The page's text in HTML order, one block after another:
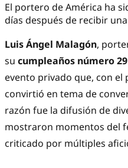
El portero de América ha
días después de recibir
Luis Ángel Malagón,
su cumpleaños número 29
evento privado que, con el
convirtió en tema de
razón fue la difusión de
mostraron momentos del
criticado por múltiples